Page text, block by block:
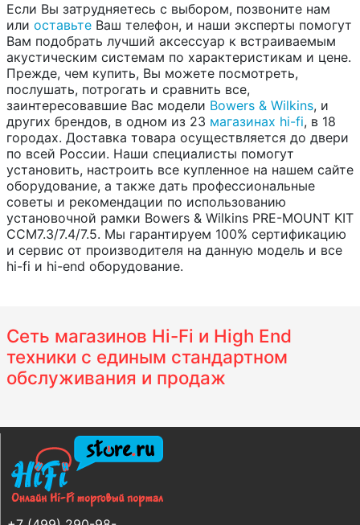
Если Вы затрудняетесь с выбором, позвоните нам
или оставьте Ваш телефон, и наши эксперты помогут
Вам подобрать лучший аксессуар к встраиваемым
акустическим системам по характеристикам и цене.
Прежде, чем купить, Вы можете посмотреть,
послушать, потрогать и сравнить все,
заинтересовавшие Вас модели Bowers & Wilkins, и
других брендов, в одном из 23 магазинах hi-fi, в 18
городах. Доставка товара осуществляется до двери
по всей России. Наши специалисты помогут
установить, настроить все купленное на нашем сайте
оборудование, а также дать профессиональные
советы и рекомендации по использованию
установочной рамки Bowers & Wilkins PRE-MOUNT KIT
CCM7.3/7.4/7.5. Мы гарантируем 100% сертификацию
и сервис от производителя на данную модель и все
hi-fi и hi-end оборудование.
Сеть магазинов Hi-Fi и High End
техники с единым стандартном
обслуживания и продаж